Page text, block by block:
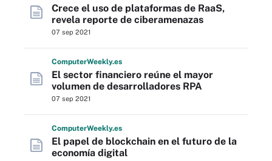
Crece el uso de plataformas de RaaS,
revela reporte de ciberamenazas
07 sep 2021
ComputerWeekly.es
El sector financiero reúne el mayor
volumen de desarrolladores RPA
07 sep 2021
ComputerWeekly.es
El papel de blockchain en el futuro de la
economía digital